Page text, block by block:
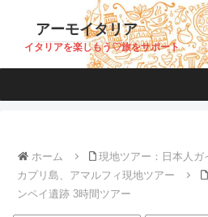
アーモイタリア
イタリアを楽しもう♡旅をサポート
ホーム 現地ツアー：日本人ガ
カプリ島、アマルフィ現地ツアー
ンペイ遺跡 3時間ツアー